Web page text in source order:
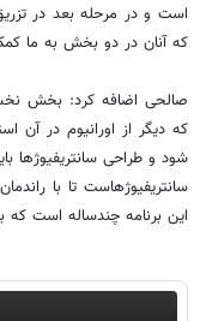
است و در مرحله بعد در
که آنان در دو بخش به ما
صالحی اضافه کرد: بخش
که دیگر از اورانیوم در آن
شود و طراحی
سانتریفیوژهاست تا با
این برنامه چندساله است